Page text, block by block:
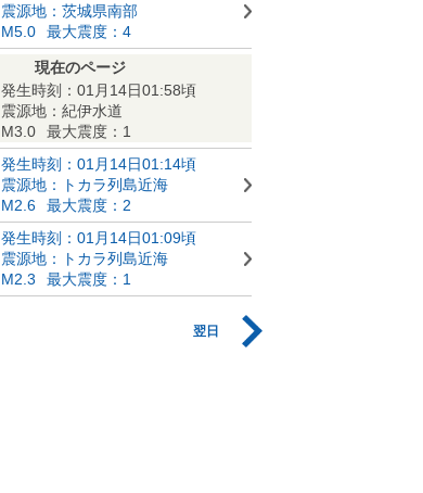
震源地：茨城県南部
M5.0
最大震度：4
現在のページ
発生時刻：01月14日01:58頃
震源地：紀伊水道
M3.0
最大震度：1
発生時刻：01月14日01:14頃
震源地：トカラ列島近海
M2.6
最大震度：2
発生時刻：01月14日01:09頃
震源地：トカラ列島近海
M2.3
最大震度：1
翌日